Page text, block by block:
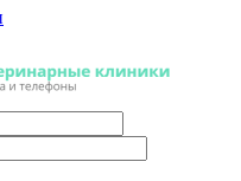
клиники